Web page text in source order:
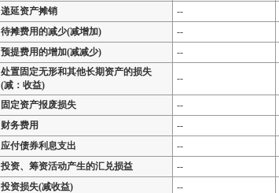
递延资产摊销
--
待摊费用的减少(减增加)
--
预提费用的增加(减减少)
--
处置固定无形和其他长期资产的损失
(减：收益)
--
固定资产报废损失 --
财务费用
--
应付债券利息支出
--
投资、筹资活动产生的汇兑损益
--
投资损失(减收益)
--